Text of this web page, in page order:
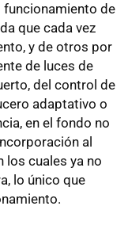
funcionamiento de
que cada vez
y de otros por
de luces de
del control de
adaptativo o
en el fondo no
al
los cuales ya no
lo único que